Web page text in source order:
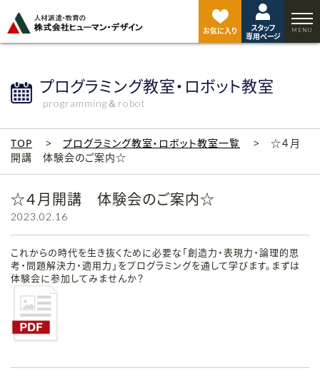
お気に入り
スタッフ
専用ページ
プログラミング教室・ロボット教室
programming＆robot
TOP プログラミング教室・ロボット教室一覧
☆４月
開講 体験会のご案内☆
☆４月開講 体験会のご案内☆
2023.02.16
これからの時代を生き抜くために必要な「創造力・表現力・論理的思
考・問題解決力・適用力」をプログラミングを通して学びます。まずは
体験会に参加してみませんか？
ジ
ト